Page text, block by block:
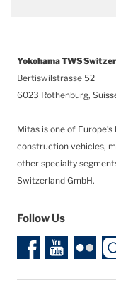
Yokohama TWS
Bertiswilstrasse 52
6023 Rothenburg,
Mitas is one of
construction vehicles,
other specialty
Switzerland GmbH.
Follow Us